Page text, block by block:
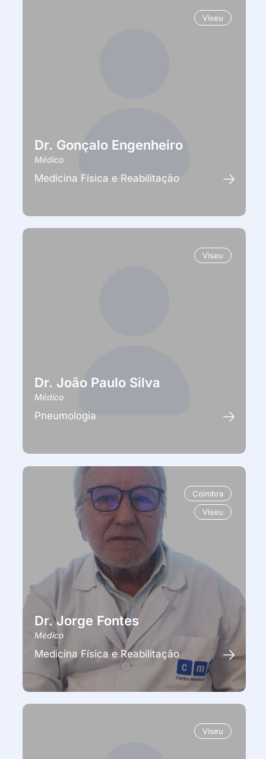
Viseu
Dr. Gonçalo Engenheiro
Médico
Medicina Física e Reabilitação
Viseu
Dr. João Paulo Silva
Médico
Pneumologia
Coimbra
Viseu
Dr. Jorge Fontes
Médico
Medicina Física e Reabilitação
Viseu